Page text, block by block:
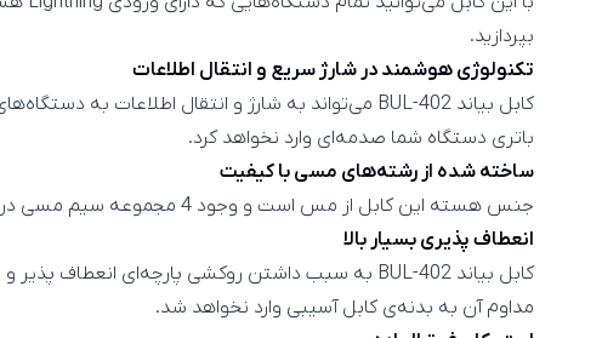
بپردازید.
تکنولوژی هوشمند در شارژ سریع و انتقال اطلاعات
باتری دستگاه شما صدمه‌ای وارد نخواهد کرد.
ساخته شده از رشته‌های مسی با کیفیت
جنس هسته این کابل از مس است و وجود 4 مجموعه سیم مسی در این کابل باعث می‌شود که علاوه بر شارژ سریع دستگاه با جریان 2A، قابلیت انتقال اطلاعات به کمک آن را نیز داشته باشید.
انعطاف پذیری بسیار بالا
مداوم آن به بدنه‌ی کابل آسیبی وارد نخواهد شد.